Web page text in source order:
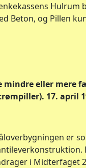
Hulrum
Beton, og Pillen
mindre eller mere
17. april
er
i Midterfaget